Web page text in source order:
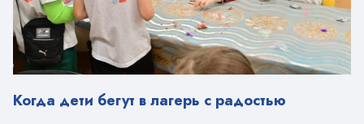
Когда дети бегут в лагерь с радостью